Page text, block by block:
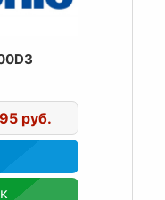
руб.